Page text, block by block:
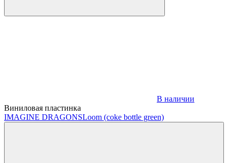
В наличии
Виниловая пластинка
IMAGINE DRAGONSLoom (coke bottle green)